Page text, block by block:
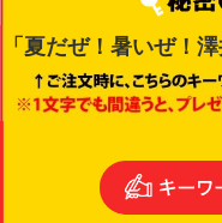
「夏だぜ！暑いぜ！